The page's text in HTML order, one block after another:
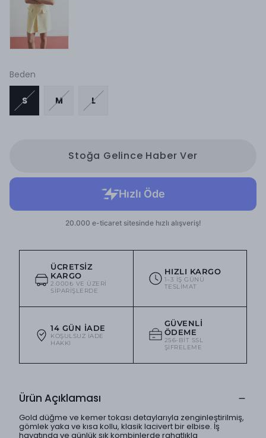
Beden
S M L
Stoğa Gelince Haber Ver
ÜCRETSIZ
KARGO
2.000₺ VE ÜZERI
SIPARIŞLERDE
HIZLI KARGO
1–3 IŞ GÜNÜ
TESLIMAT
14 GÜN İADE
KOŞULSUZ IADE
HAKKI
GÜVENLI
ÖDEME
256-BIT SSL
ŞIFRELEME
Ürün Açıklaması
Gold düğme ve kemer tokası detaylarıyla zenginleştirilmiş,
gömlek yaka ve kısa kollu, klasik lacivert bir elbise. İş
hayatında ve günlük şık kombinlerde rahatlıkla